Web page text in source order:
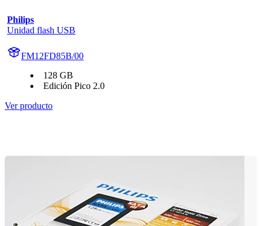
Philips
Unidad flash USB
FM12FD85B/00
128 GB
Edición Pico 2.0
Ver producto